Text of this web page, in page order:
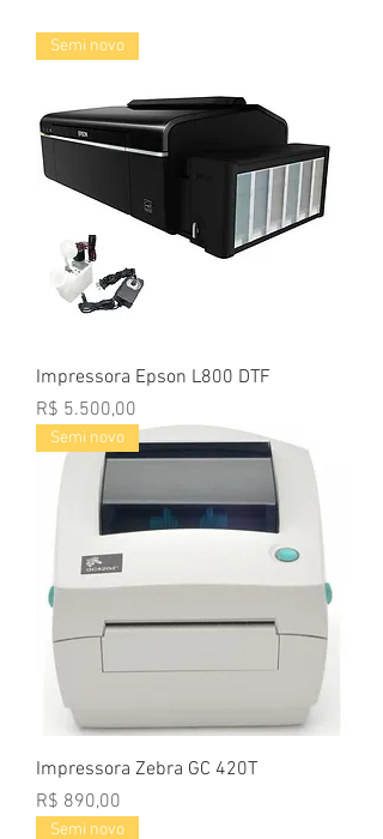
Semi novo
Impressora Epson L800 DTF
Preço
R$ 5.500,00
Semi novo
Impressora Zebra GC 420T
Preço
R$ 890,00
Semi novo